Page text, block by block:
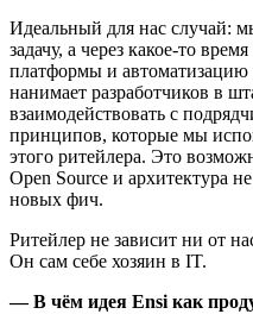
Идеальный для нас случай:
задачу, а через какое-то
платформы и
нанимает разработчиков в
взаимодействовать с
принципов, которые мы
этого ритейлера. Это
Open Source и архитектура
новых фич.
Ритейлер не зависит ни от
Он сам себе хозяин в IT.
— В чём идея Ensi как